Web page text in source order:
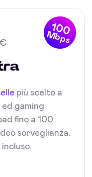
100
Mbps
più scelto a
gaming
fino a 100
sorveglianza.